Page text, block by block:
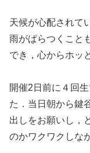
天候が心配されて
雨がぱらつくこと
でき，心からホッ
開催2日前に４回
た．当日朝から鍵
出しをお願いし，
のかワクワクしな